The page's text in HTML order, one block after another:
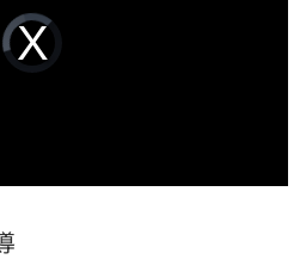
Video
Player
is
loading.